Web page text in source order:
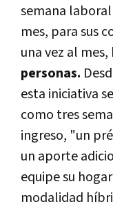
semana
mes, para sus
una vez al
personas.
esta iniciativa
como tres
ingreso, "un
un aporte
equipe su
modalidad